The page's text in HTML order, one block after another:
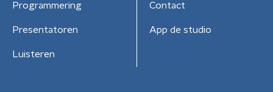
Programmering
Presentatoren
Luisteren
Contact
App de studio